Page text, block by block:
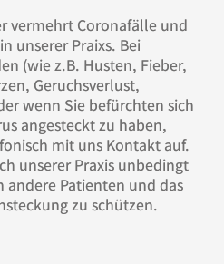
vermehrt Coronafälle und
unserer Praixs. Bei
(wie z.B. Husten, Fieber,
Geruchsverlust,
wenn Sie befürchten sich
angesteckt zu haben,
mit uns Kontakt auf.
unserer Praxis unbedingt
andere Patienten und das
zu schützen.